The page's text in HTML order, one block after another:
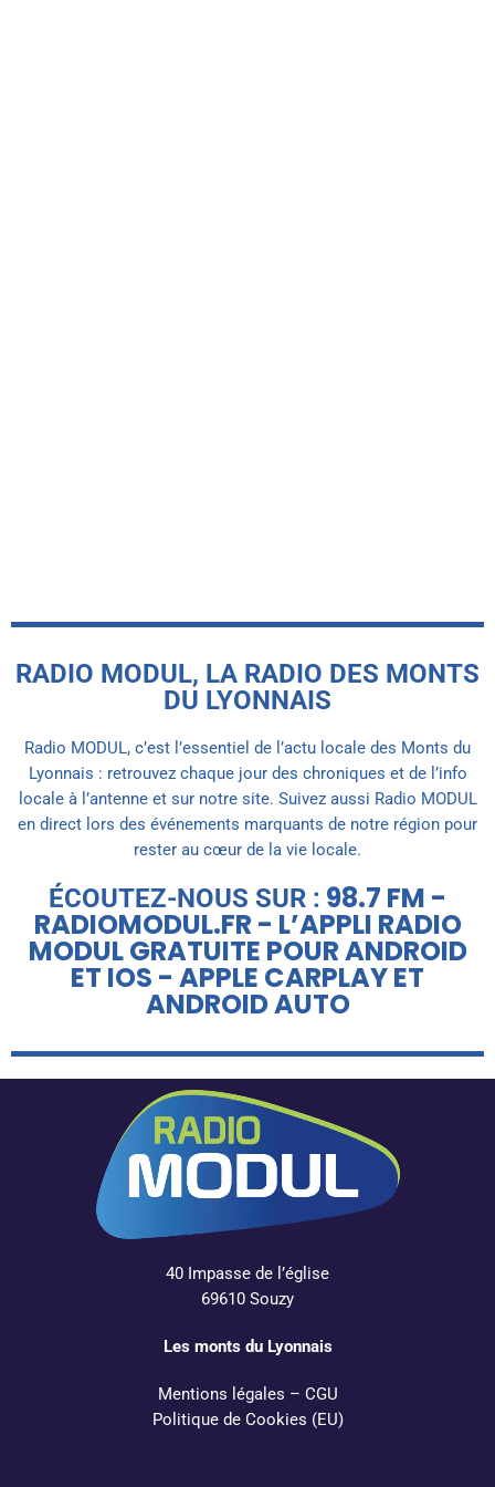
RADIO MODUL, LA RADIO DES MONTS
DU LYONNAIS
Radio MODUL, c’est l’essentiel de l’actu locale des Monts du
Lyonnais : retrouvez chaque jour des chroniques et de l’info
locale à l’antenne et sur notre site. Suivez aussi Radio MODUL
en direct lors des événements marquants de notre région pour
rester au cœur de la vie locale.
ÉCOUTEZ-NOUS SUR : 98.7 FM -
RADIOMODUL.FR - L’APPLI RADIO
MODUL GRATUITE POUR ANDROID
ET IOS - APPLE CARPLAY ET
ANDROID AUTO
40 Impasse de l’église
69610 Souzy
Les monts du Lyonnais
Mentions légales – CGU
Politique de Cookies (EU)